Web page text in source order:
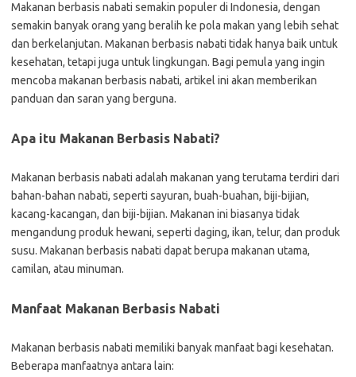
Makanan berbasis nabati semakin populer di Indonesia, dengan
semakin banyak orang yang beralih ke pola makan yang lebih sehat
dan berkelanjutan. Makanan berbasis nabati tidak hanya baik untuk
kesehatan, tetapi juga untuk lingkungan. Bagi pemula yang ingin
mencoba makanan berbasis nabati, artikel ini akan memberikan
panduan dan saran yang berguna.
Apa itu Makanan Berbasis Nabati?
Makanan berbasis nabati adalah makanan yang terutama terdiri dari
bahan-bahan nabati, seperti sayuran, buah-buahan, biji-bijian,
kacang-kacangan, dan biji-bijian. Makanan ini biasanya tidak
mengandung produk hewani, seperti daging, ikan, telur, dan produk
susu. Makanan berbasis nabati dapat berupa makanan utama,
camilan, atau minuman.
Manfaat Makanan Berbasis Nabati
Makanan berbasis nabati memiliki banyak manfaat bagi kesehatan.
Beberapa manfaatnya antara lain: